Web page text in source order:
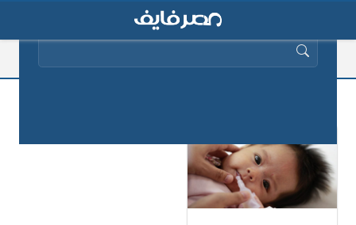
البحث عن: